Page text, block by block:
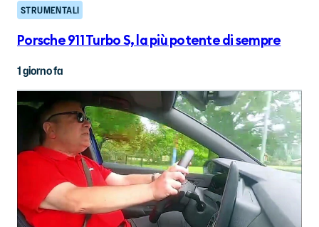
STRUMENTALI
Porsche 911 Turbo S, la più potente di sempre
1 giorno fa